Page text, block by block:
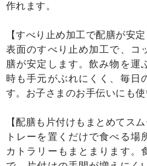
作れます。
【すべり止め加工で配膳が安定
表面のすべり止め加工で、コ
膳が安定します。飲み物を運
時も手元がぶれにくく、毎日
す。お子さまのお手伝いにも使
【配膳も片付けもまとめてスム
トレーを置くだけで食べる場
カトラリーもまとまります。